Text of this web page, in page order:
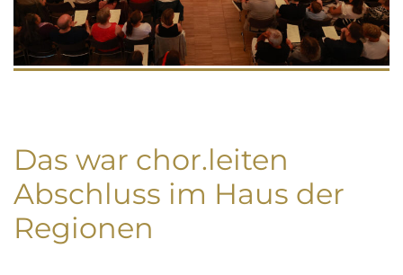
Das war chor.leiten
Abschluss im Haus der
Regionen